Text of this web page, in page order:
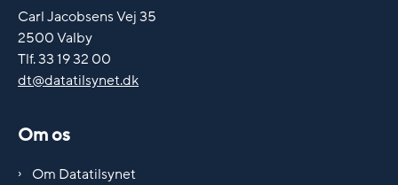
Carl Jacobsens Vej 35
2500 Valby
Tlf. 33 19 32 00
dt@datatilsynet.dk
Om os
Om Datatilsynet